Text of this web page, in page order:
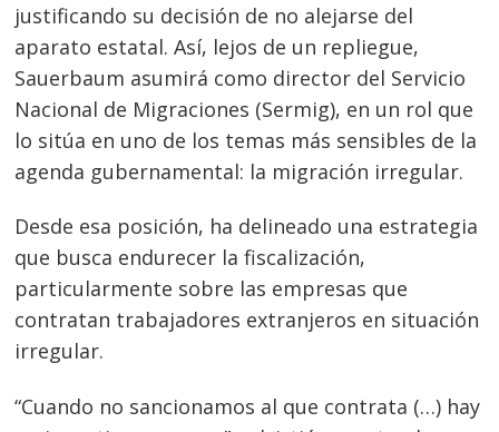
justificando su decisión de no alejarse del
aparato estatal. Así, lejos de un repliegue,
Sauerbaum asumirá como director del Servicio
Nacional de Migraciones (Sermig), en un rol que
lo sitúa en uno de los temas más sensibles de la
agenda gubernamental: la migración irregular.
Desde esa posición, ha delineado una estrategia
que busca endurecer la fiscalización,
particularmente sobre las empresas que
contratan trabajadores extranjeros en situación
irregular.
“Cuando no sancionamos al que contrata (…) hay